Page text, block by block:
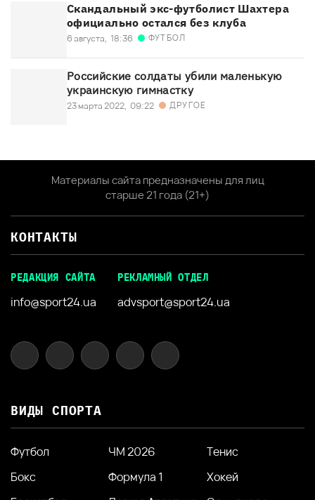
Скандальный экс-футболист Шахтера
официально остался без клуба
6 августа, 18:36 ФУТБОЛ
Российские солдаты убили маленькую
украинскую гимнастку
23 марта 2022, 09:22 ДРУГОЕ
Материалы сайта предназначены для лиц
старше 21 года (21+)
КОНТАКТЫ
РЕДАКЦИЯ САЙТА
info@sport24.ua
РЕКЛАМНЫЙ ОТДЕЛ
advsport@sport24.ua
ВИДЫ СПОРТА
Футбол ЧМ 2026
Тенис
Бокс
Формула 1
Хокей